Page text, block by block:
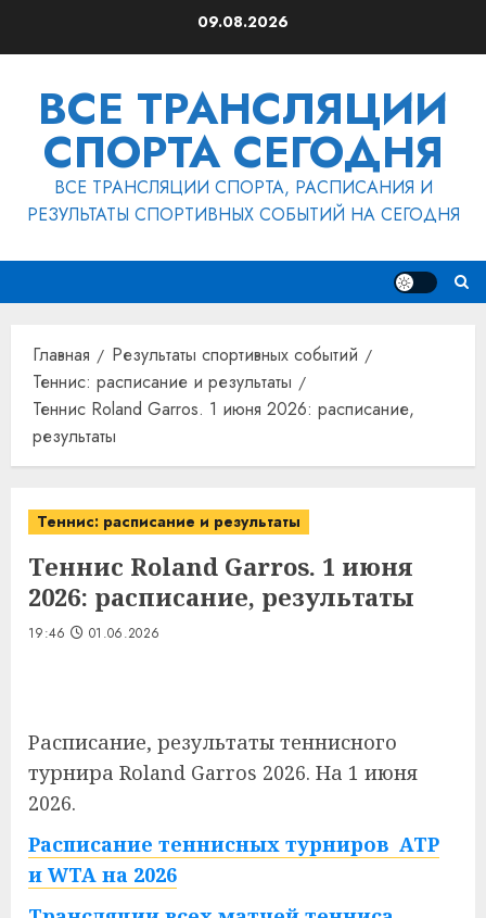
09.08.2026
ВСЕ ТРАНСЛЯЦИИ
СПОРТА СЕГОДНЯ
ВСЕ ТРАНСЛЯЦИИ СПОРТА, РАСПИСАНИЯ И
РЕЗУЛЬТАТЫ СПОРТИВНЫХ СОБЫТИЙ НА СЕГОДНЯ
Главная
Результаты спортивных событий
Теннис: расписание и результаты
Теннис Roland Garros. 1 июня 2026: расписание,
результаты
Теннис: расписание и результаты
Теннис Roland Garros. 1 июня
2026: расписание, результаты
19:46 01.06.2026
Расписание, результаты теннисного
турнира Roland Garros 2026. На 1 июня
2026.
Расписание теннисных турниров ATP
и WTA на 2026